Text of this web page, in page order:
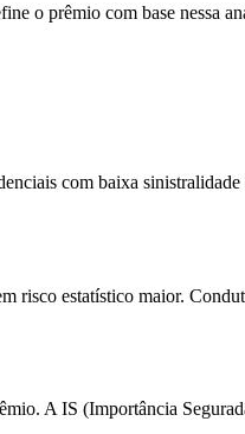
o prêmio com base nessa
com baixa sinistralidade
risco estatístico maior.
A IS (Importância